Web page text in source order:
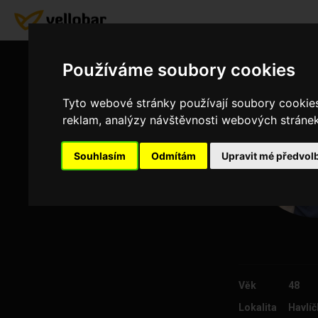
Používáme soubory cookies
Tyto webové stránky používají soubory
reklam, analýzy návštěvnosti webových
Souhlasím Odmítám Upravit mé
Věk
48
Lokalita